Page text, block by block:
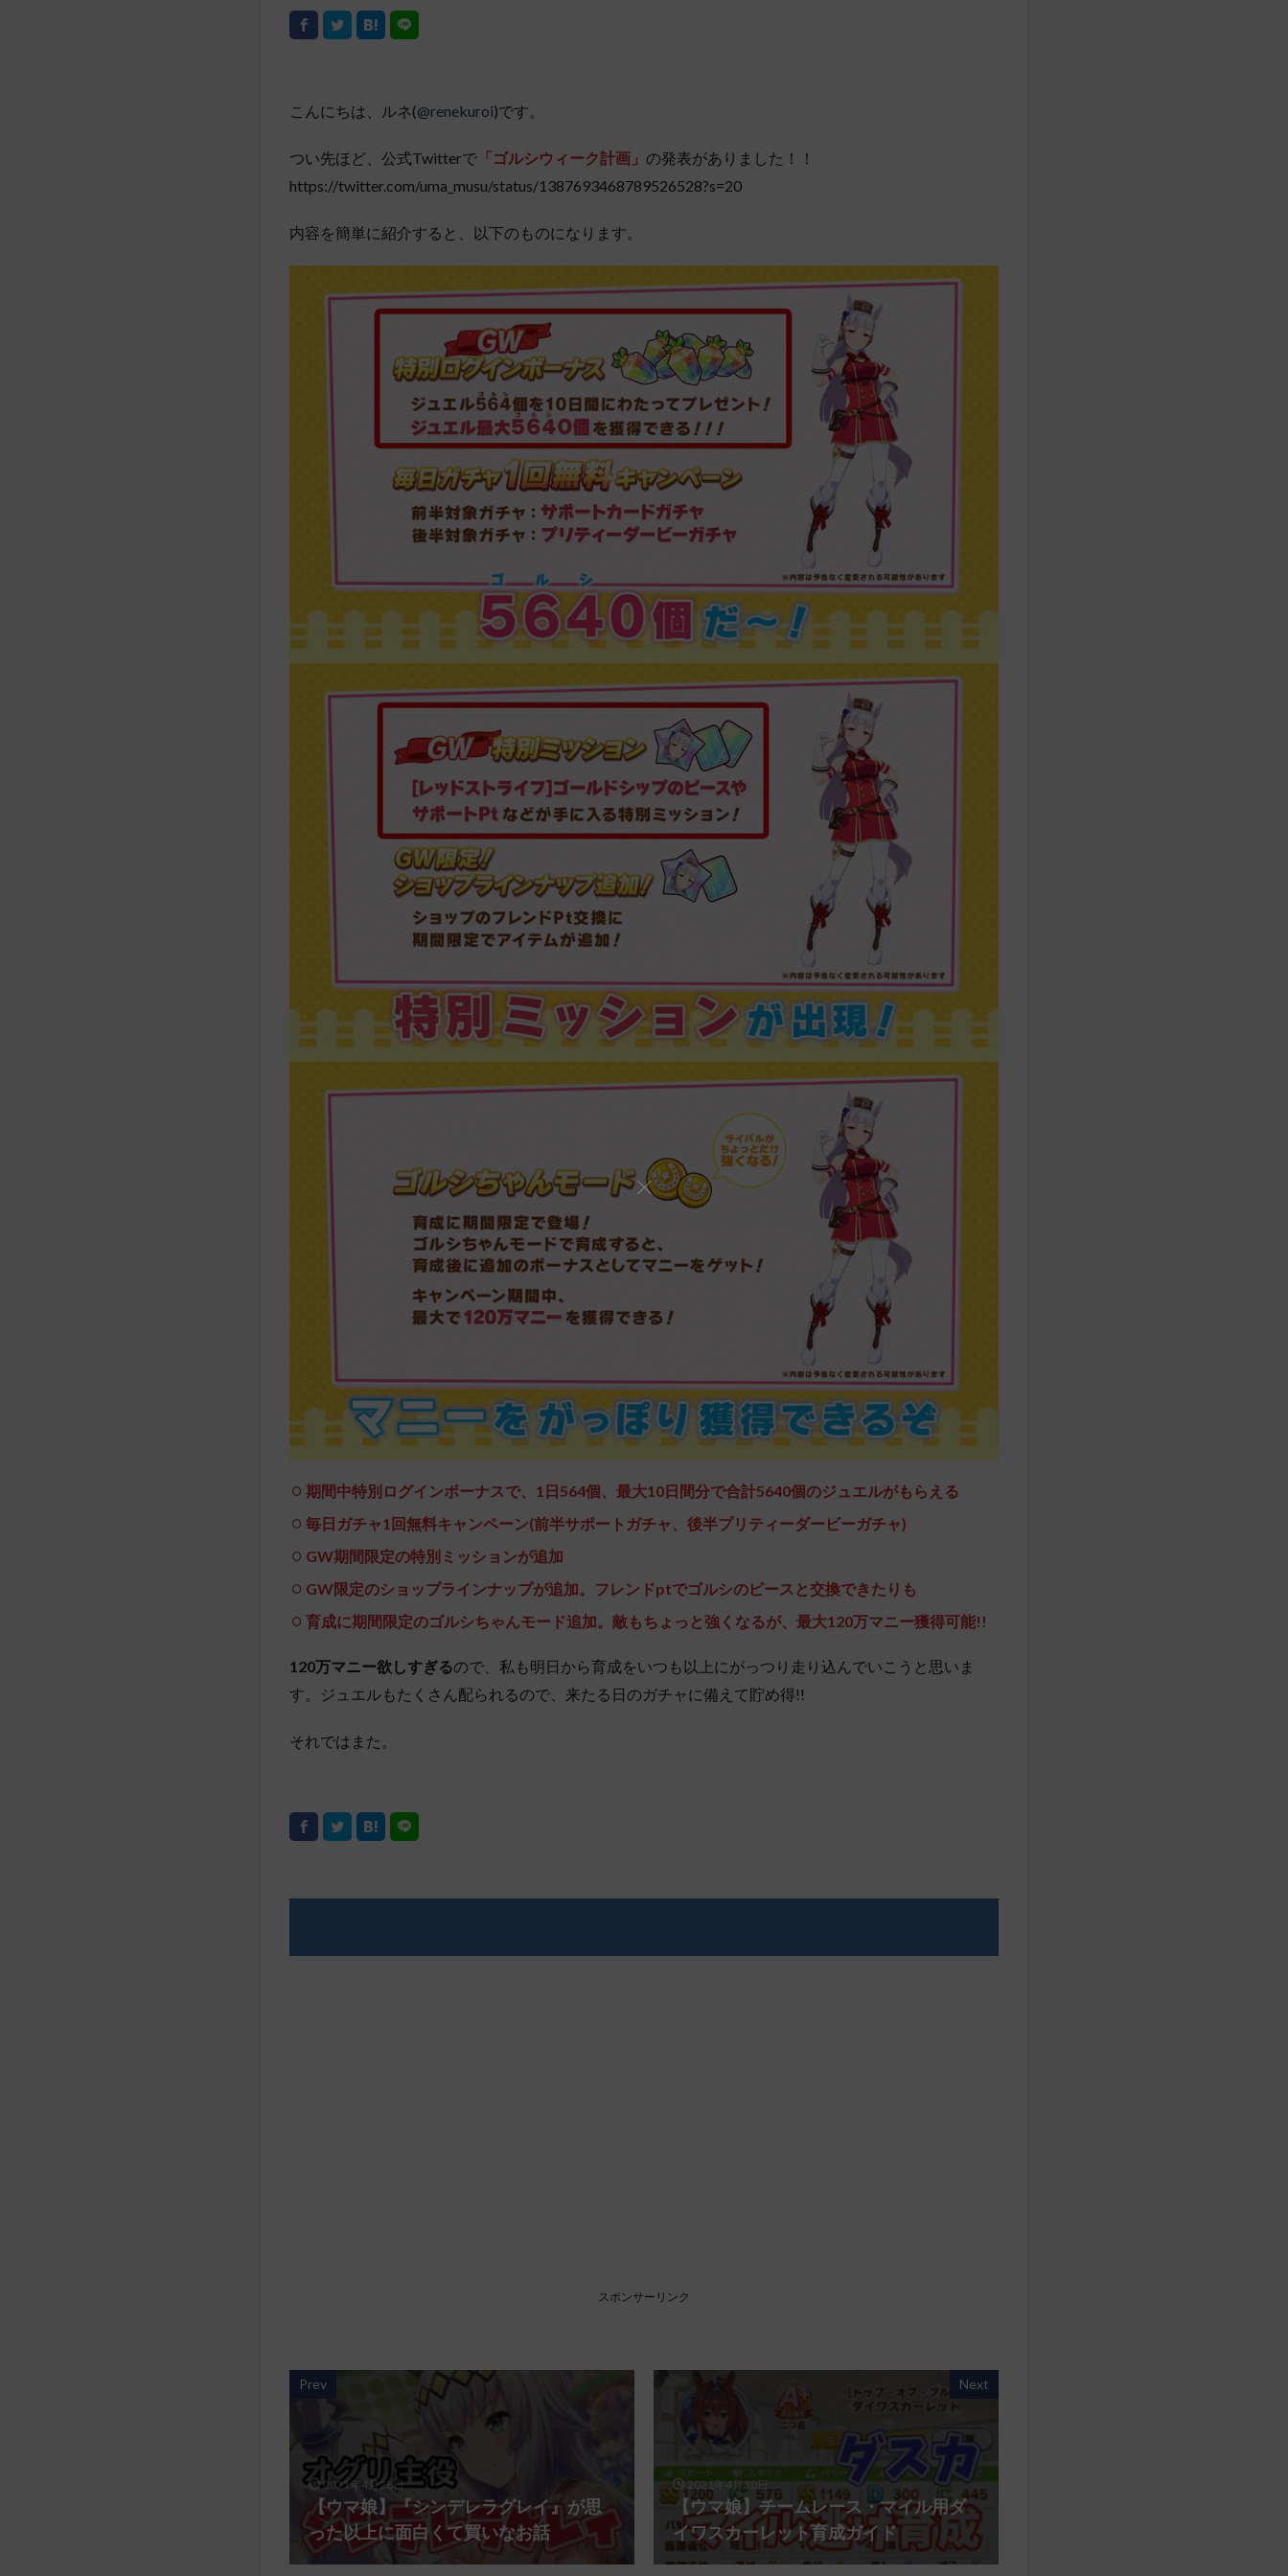
こんにちは、ルネ(@renekuroi)です。
つい先ほど、公式Twitterで 「ゴルシウィーク計画」 の発表がありました！！
https://twitter.com/uma_musu/status/1387693468789526528?s=20
内容を簡単に紹介すると、以下のものになります。
期間中特別ログインボーナスで、1日564個、最大10日間分で合計5640個のジュエルがもらえる
毎日ガチャ1回無料キャンペーン(前半サポートガチャ、後半プリティーダービーガチャ)
GW期間限定の特別ミッションが追加
GW限定のショップラインナップが追加。フレンドptでゴルシのピースと交換できたりも
育成に期間限定のゴルシちゃんモード追加。敵もちょっと強くなるが、最大120万マニー獲得可能!!
120万マニー欲しすぎるので、私も明日から育成をいつも以上にがっつり走り込んでいこうと思いま
す。ジュエルもたくさん配られるので、来たる日のガチャに備えて貯め得!!
それではまた。
スポンサーリンク
Prev
2021年4月28日
【ウマ娘】『シンデレラグレイ』が思
った以上に面白くて買いなお話
Next
2021年4月30日
【ウマ娘】チームレース・マイル用ダ
イワスカーレット育成ガイド